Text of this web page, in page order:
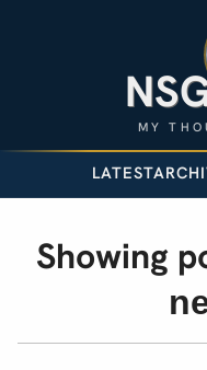
MY
LATEST
Showing